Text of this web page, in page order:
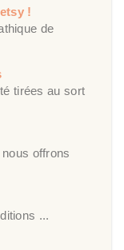
!
de
tirées au sort
offrons
...